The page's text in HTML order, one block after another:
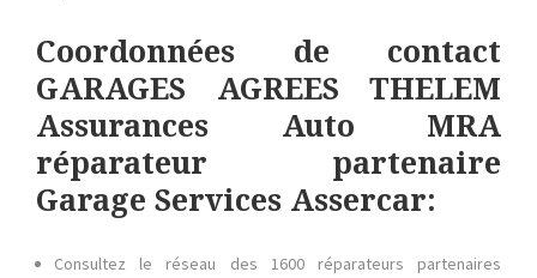
Coordonnées de contact
GARAGES AGREES THELEM
Assurances Auto MRA
réparateur partenaire
Garage Services Assercar:
Consultez le réseau des 1600 réparateurs partenaires